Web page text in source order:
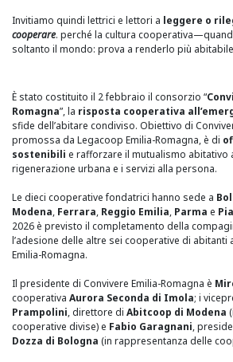
Invitiamo quindi lettrici e lettori a leggere o
cooperare. perché la cultura
soltanto il mondo: prova a renderlo più
È stato costituito il 2 febbraio il consorzio “
Romagna”, la risposta cooperativa
sfide dell’abitare condiviso. Obiettivo di
promossa da Legacoop Emilia-Romagna, è di
sostenibili e rafforzare il mutualismo abitativo
rigenerazione urbana e i servizi alla persona.
Le dieci cooperative fondatrici hanno sede a
Modena, Ferrara, Reggio Emilia, Parma e
2026 è previsto il completamento della
l’adesione delle altre sei cooperative di abitanti
Emilia-Romagna.
Il presidente di Convivere Emilia-Romagna è
cooperativa Aurora Seconda di Imola; i
Prampolini, direttore di Abitcoop di Modena
cooperative divise) e Fabio Garagnani,
Dozza di Bologna (in rappresentanza delle